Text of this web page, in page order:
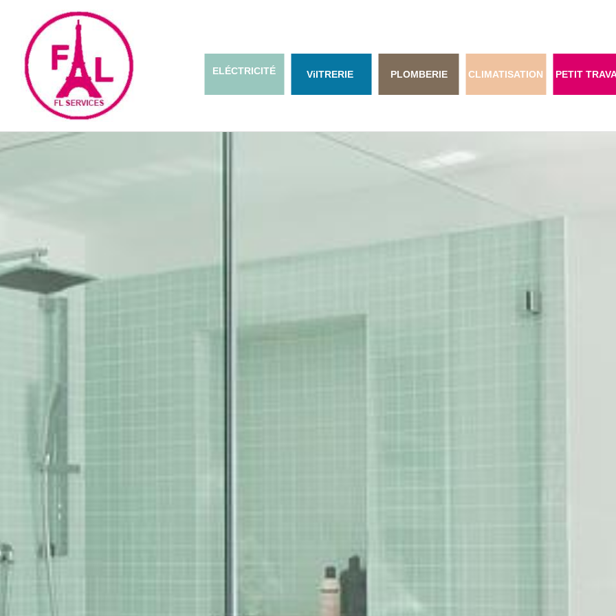
ELÉCTRICITÉ ViITRERIE PLOMBERIE CLIMATISATION PETIT